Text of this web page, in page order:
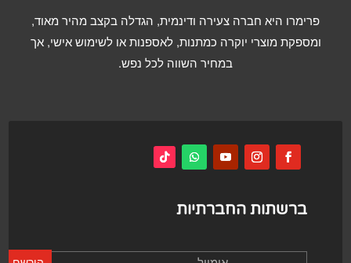
פרימרו היא חברה צעירה ודינמית, הגדלה בקצב מהיר מאוד,
ומספקת מוצרי יוקרה כמתנות, לאספנות או לשימוש אישי, אך
במחיר השווה לכל נפש.
ברשתות החברתיות